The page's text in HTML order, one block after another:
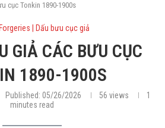
cục Tonkin 1890-1900s
| Dấu bưu cục giả
GIẢ CÁC BƯU CỤC
1890-1900S
Published: 05/26/2026 56 views
1
minutes read